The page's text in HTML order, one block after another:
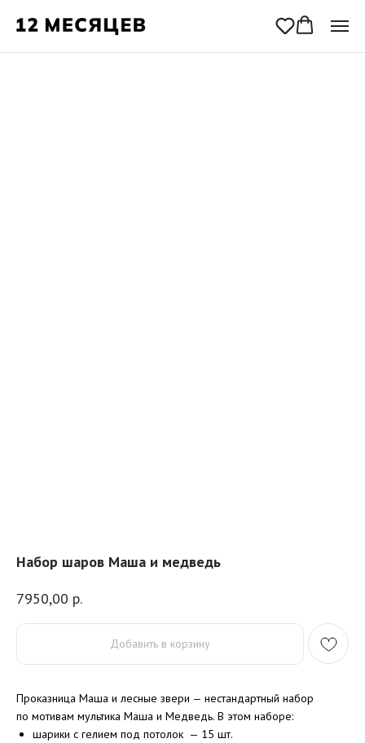
Набор шаров Маша и медведь
7950,00 р.
Добавить в корзину
Проказница Маша и лесные звери — нестандартный набор
по мотивам мультика Маша и Медведь. В этом наборе:
шарики с гелием под потолок — 15 шт.